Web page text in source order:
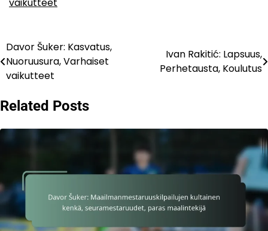
Post
navigation
Davor Šuker: Kasvatus,
Nuoruusura, Varhaiset
vaikutteet
Ivan Rakitić: Lapsuus,
Perhetausta, Koulutus
Related Posts